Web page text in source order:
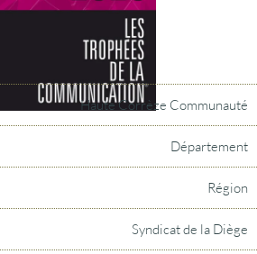
Haute Corrèze Communauté
Département
Région
Syndicat de la Diège